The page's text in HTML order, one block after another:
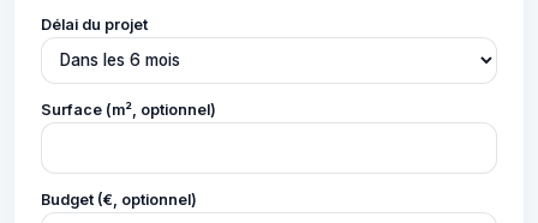
Délai du projet
Surface (m², optionnel)
Budget (€, optionnel)